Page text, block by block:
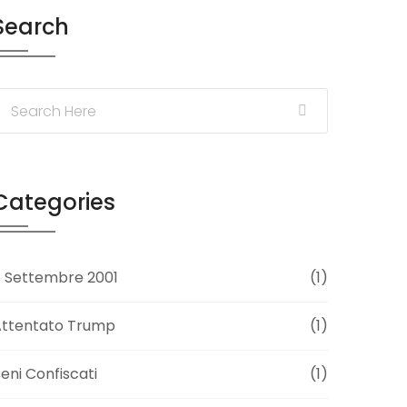
Settembre 2001 (1)
Trump (1)
Confiscati (1)